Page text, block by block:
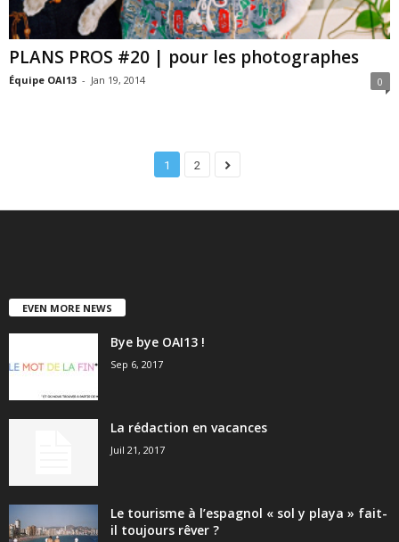
PLANS PROS #20 | pour les photographes
Équipe OAI13 - Jan 19, 2014 0
1 2
EVEN MORE NEWS
Bye bye OAI13 !
Sep 6, 2017
La rédaction en vacances
Juil 21, 2017
Le tourisme à l’espagnol « sol y playa » fait-
il toujours rêver ?